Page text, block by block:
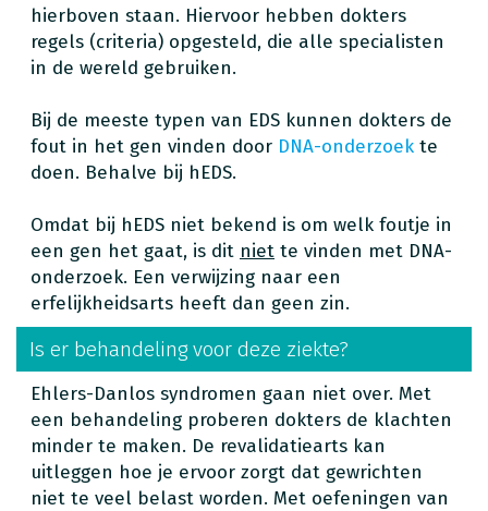
hierboven staan. Hiervoor hebben dokters
regels (criteria) opgesteld, die alle specialisten
in de wereld gebruiken.
Bij de meeste typen van EDS kunnen dokters de
fout in het gen vinden door DNA-onderzoek te
doen. Behalve bij hEDS.
Omdat bij hEDS niet bekend is om welk foutje in
een gen het gaat, is dit niet te vinden met DNA-
onderzoek. Een verwijzing naar een
erfelijkheidsarts heeft dan geen zin.
Is er behandeling voor deze ziekte?
Ehlers-Danlos syndromen gaan niet over. Met
een behandeling proberen dokters de klachten
minder te maken. De revalidatiearts kan
uitleggen hoe je ervoor zorgt dat gewrichten
niet te veel belast worden. Met oefeningen van